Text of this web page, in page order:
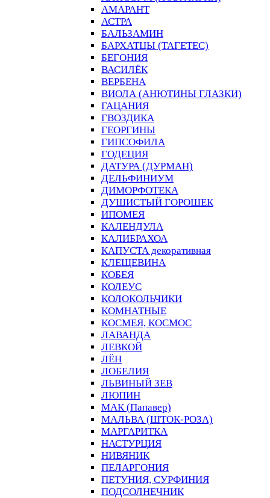
АМАРАНТ
АСТРА
БАЛЬЗАМИН
БАРХАТЦЫ (ТАГЕТЕС)
БЕГОНИЯ
ВАСИЛЁК
ВЕРБЕНА
ВИОЛА (АНЮТИНЫ ГЛАЗКИ)
ГАЦАНИЯ
ГВОЗДИКА
ГЕОРГИНЫ
ГИПСОФИЛА
ГОДЕЦИЯ
ДАТУРА (ДУРМАН)
ДЕЛЬФИНИУМ
ДИМОРФОТЕКА
ДУШИСТЫЙ ГОРОШЕК
ИПОМЕЯ
КАЛЕНДУЛА
КАЛИБРАХОА
КАПУСТА декоративная
КЛЕЩЕВИНА
КОБЕЯ
КОЛЕУС
КОЛОКОЛЬЧИКИ
КОМНАТНЫЕ
КОСМЕЯ, КОСМОС
ЛАВАНДА
ЛЕВКОЙ
ЛЁН
ЛОБЕЛИЯ
ЛЬВИНЫЙ ЗЕВ
ЛЮПИН
МАК (Папавер)
МАЛЬВА (ШТОК-РОЗА)
МАРГАРИТКА
НАСТУРЦИЯ
НИВЯНИК
ПЕЛАРГОНИЯ
ПЕТУНИЯ, СУРФИНИЯ
ПОДСОЛНЕЧНИК